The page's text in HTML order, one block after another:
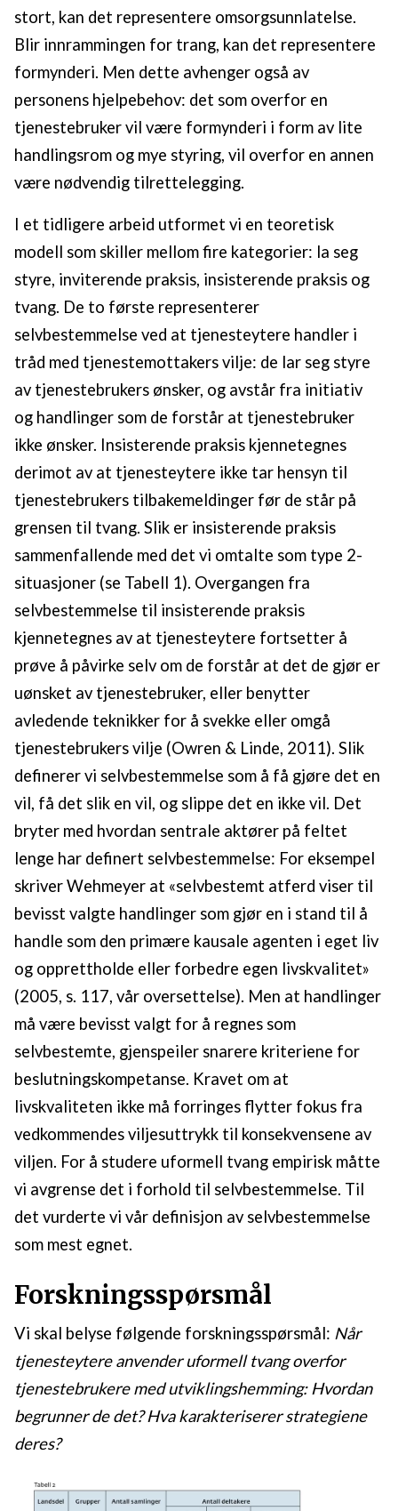
stort, kan det representere omsorgsunnlatelse.
Blir innrammingen for trang, kan det representere
formynderi. Men dette avhenger også av
personens hjelpebehov: det som overfor en
tjenestebruker vil være formynderi i form av lite
handlingsrom og mye styring, vil overfor en annen
være nødvendig tilrettelegging.
I et tidligere arbeid utformet vi en teoretisk
modell som skiller mellom fire kategorier: la seg
styre, inviterende praksis, insisterende praksis og
tvang. De to første representerer
selvbestemmelse ved at tjenesteytere handler i
tråd med tjenestemottakers vilje: de lar seg styre
av tjenestebrukers ønsker, og avstår fra initiativ
og handlinger som de forstår at tjenestebruker
ikke ønsker. Insisterende praksis kjennetegnes
derimot av at tjenesteytere ikke tar hensyn til
tjenestebrukers tilbakemeldinger før de står på
grensen til tvang. Slik er insisterende praksis
sammenfallende med det vi omtalte som type 2-
situasjoner (se Tabell 1). Overgangen fra
selvbestemmelse til insisterende praksis
kjennetegnes av at tjenesteytere fortsetter å
prøve å påvirke selv om de forstår at det de gjør er
uønsket av tjenestebruker, eller benytter
avledende teknikker for å svekke eller omgå
tjenestebrukers vilje (Owren & Linde, 2011). Slik
definerer vi selvbestemmelse som å få gjøre det en
vil, få det slik en vil, og slippe det en ikke vil. Det
bryter med hvordan sentrale aktører på feltet
lenge har definert selvbestemmelse: For eksempel
skriver Wehmeyer at «selvbestemt atferd viser til
bevisst valgte handlinger som gjør en i stand til å
handle som den primære kausale agenten i eget liv
og opprettholde eller forbedre egen livskvalitet»
(2005, s. 117, vår oversettelse). Men at handlinger
må være bevisst valgt for å regnes som
selvbestemte, gjenspeiler snarere kriteriene for
beslutningskompetanse. Kravet om at
livskvaliteten ikke må forringes flytter fokus fra
vedkommendes viljesuttrykk til konsekvensene av
viljen. For å studere uformell tvang empirisk måtte
vi avgrense det i forhold til selvbestemmelse. Til
det vurderte vi vår definisjon av selvbestemmelse
som mest egnet.
Forskningsspørsmål
Vi skal belyse følgende forskningsspørsmål: Når
tjenesteytere anvender uformell tvang overfor
tjenestebrukere med utviklingshemming: Hvordan
begrunner de det? Hva karakteriserer strategiene
deres?